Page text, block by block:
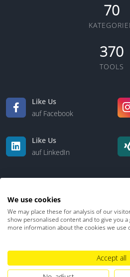
70
370
TOOLS
Like Us
auf Facebook
Like Us
auf LinkedIn
Datenschutz Impressum
We use cookies
We may place these for analysis of our
show personalised content and to give you
more information about the cookies we use
Accept all